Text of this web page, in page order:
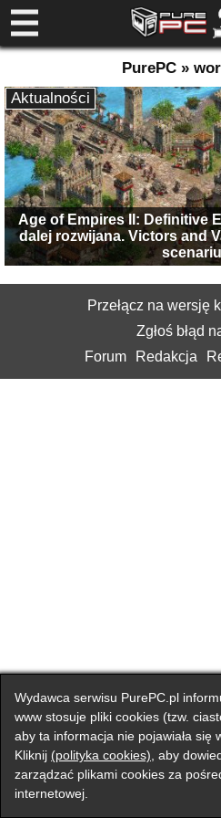
PurePC »
Age of Empires II: Definitive
dalej rozwijana. Victors and
Aktualności
Przełącz na wersję
Zgłoś błąd
Forum
Redakcja
Wydawca serwisu PurePC.pl
www stosuje pliki cookies (tzw.
aby ta informacja nie pojawiała się
Kliknij (polityka cookies) , aby
zarządzać plikami cookies za
internetowej.